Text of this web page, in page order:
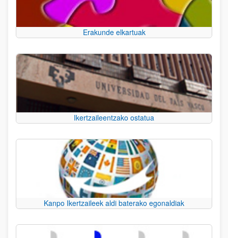
Erakunde elkartuak
Ikertzaileentzako ostatua
Kanpo Ikertzaileek aldi baterako egonaldiak